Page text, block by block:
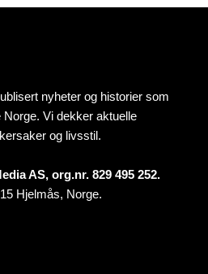
nyheter og historier som
Vi dekker aktuelle
og livsstil.
AS, org.nr. 829 495 252.
Hjelmås, Norge.